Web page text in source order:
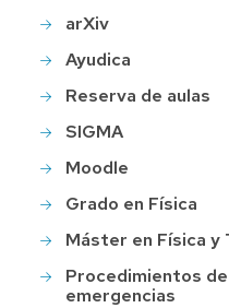
arXiv
Ayudica
Reserva de aulas
SIGMA
Moodle
Grado en Física
Máster en Física y
Procedimientos
emergencias